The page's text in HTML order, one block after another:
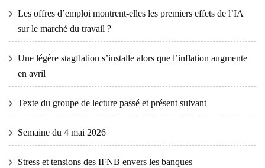
Les offres d’emploi montrent-elles les premiers effets de l’IA
sur le marché du travail ?
Une légère stagflation s’installe alors que l’inflation augmente
en avril
Texte du groupe de lecture passé et présent suivant
Semaine du 4 mai 2026
Stress et tensions des IFNB envers les banques